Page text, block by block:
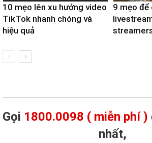
10 mẹo lên xu hướng video
TikTok nhanh chóng và
hiệu quả
9 mẹo để
Gọi 1800.0098 ( miễn phí )
nhất,